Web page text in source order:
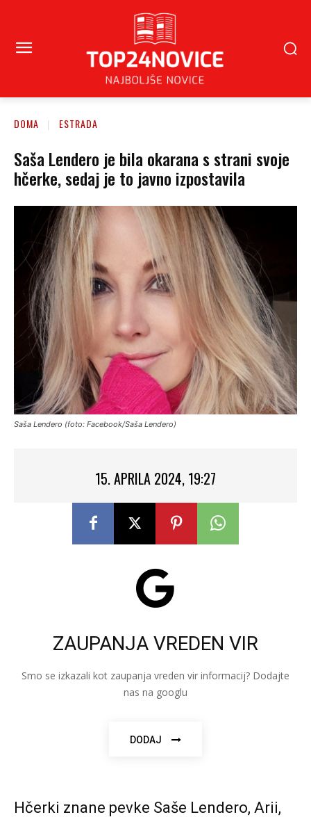
DOMA ESTRADA
Saša Lendero je bila okarana s strani svoje
hčerke, sedaj je to javno izpostavila
Saša Lendero (foto: Facebook/Saša Lendero)
15. APRILA 2024, 19:27
ZAUPANJA VREDEN VIR
Smo se izkazali kot zaupanja vreden vir informacij? Dodajte
nas na googlu
DODAJ
Hčerki znane pevke Saše Lendero, Arii,